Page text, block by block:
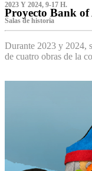
2023 Y 2024, 9-17 H.
Proyecto Bank of
S‌alas de historia
Durante 2023 y 2024,
de cuatro obras de la